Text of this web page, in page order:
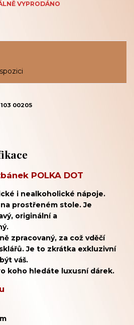
VYPRODÁNO
103 00205
POLKA DOT
i nealkoholické nápoje.
prostřeném stole. Je
originální a
zpracovaný, za což vděčí
Je to zkrátka exkluzivní
váš.
koho hledáte luxusní dárek.